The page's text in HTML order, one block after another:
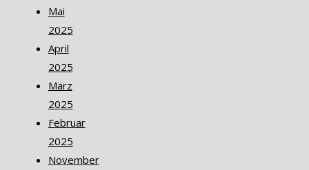
Mai
2025
April
2025
März
2025
Februar
2025
November